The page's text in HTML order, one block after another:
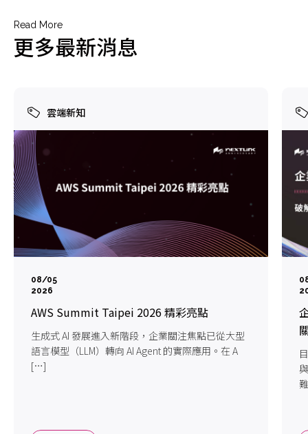
Read More
更多最新消息
雲端新知
08/05
2026
AWS Summit Taipei 2026 精彩亮點
生成式 AI 發展進入新階段，企業關注焦點已從大型
語言模型（LLM）轉向 AI Agent 的實際應用。在 A
[…]